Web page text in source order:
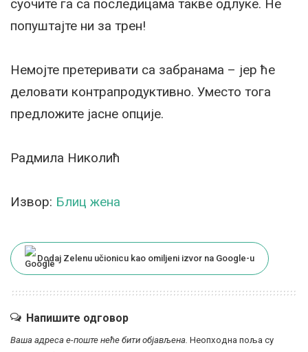
суочите га са последицама такве одлуке. Не
попуштајте ни за трен!
Немојте претеривати са забранама – јер ће
деловати контрапродуктивно. Уместо тога
предложите јасне опције.
Радмила Николић
Извор: Блиц жена
Dodaj Zelenu učionicu kao omiljeni izvor na Google-u
Напишите одговор
Ваша адреса е-поште неће бити објављена. Неопходна поља су